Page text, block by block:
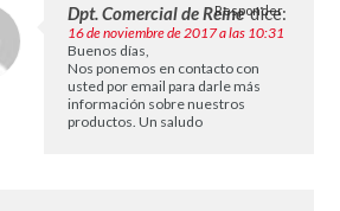
Dpt. Comercial de Reine dice:
16 de noviembre de 2017 a las 10:31
Buenos días,
Nos ponemos en contacto con
usted por email para darle más
información sobre nuestros
productos. Un saludo
Responder